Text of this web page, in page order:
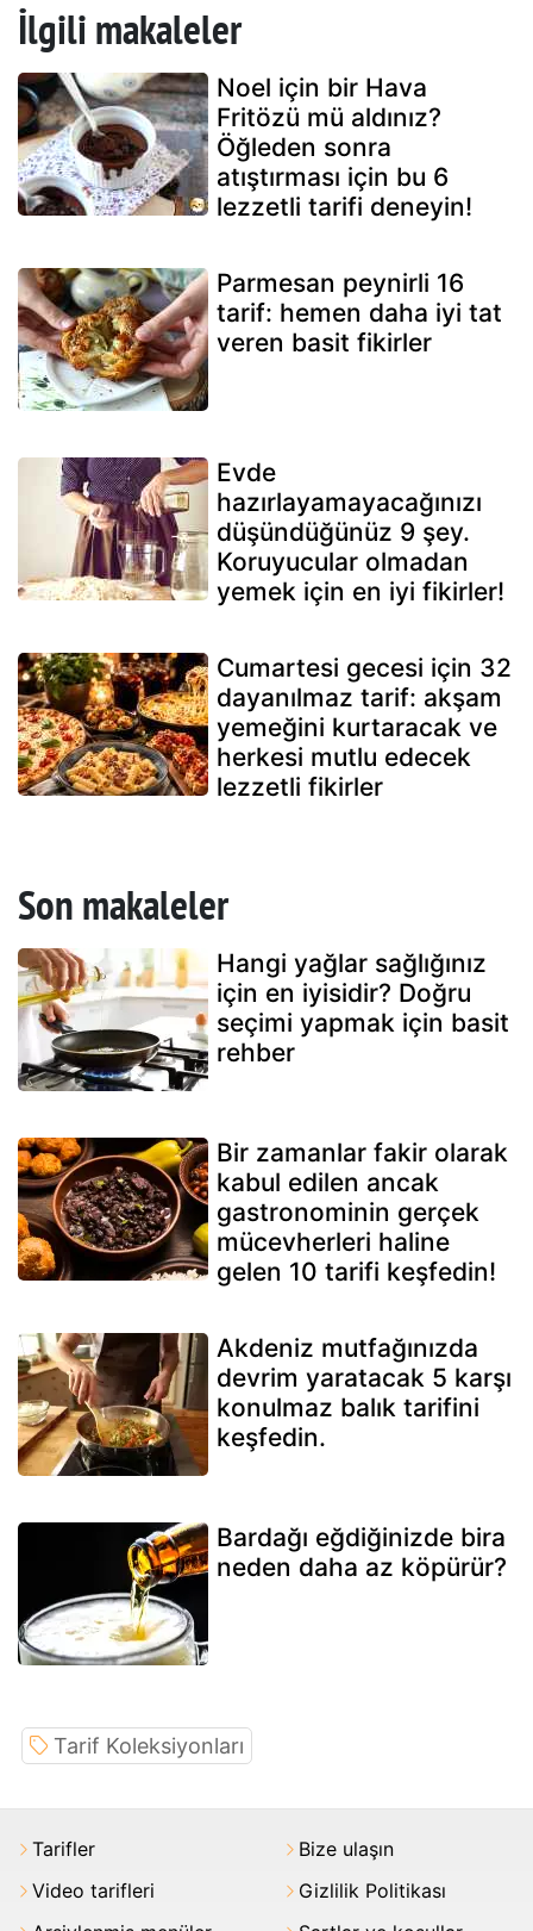
İlgili makaleler
Noel için bir Hava
Fritözü mü aldınız?
Öğleden sonra
atıştırması için bu 6
lezzetli tarifi deneyin!
Parmesan peynirli 16
tarif: hemen daha iyi tat
veren basit fikirler
Evde
hazırlayamayacağınızı
düşündüğünüz 9 şey.
Koruyucular olmadan
yemek için en iyi fikirler!
Cumartesi gecesi için 32
dayanılmaz tarif: akşam
yemeğini kurtaracak ve
herkesi mutlu edecek
lezzetli fikirler
Son makaleler
Hangi yağlar sağlığınız
için en iyisidir? Doğru
seçimi yapmak için basit
rehber
Bir zamanlar fakir olarak
kabul edilen ancak
gastronominin gerçek
mücevherleri haline
gelen 10 tarifi keşfedin!
Akdeniz mutfağınızda
devrim yaratacak 5 karşı
konulmaz balık tarifini
keşfedin.
Bardağı eğdiğinizde bira
neden daha az köpürür?
Tarif Koleksiyonları
Tarifler
Video tarifleri
Bize ulaşın
Gizlilik Politikası